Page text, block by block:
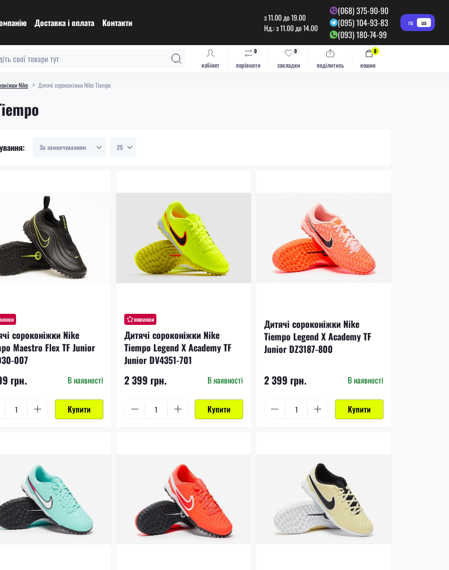
Доставка і оплата Контакти
з 11.00 до 19.00
Нд.: з 11.00 до 14.00
(068) 375-90-90
(095) 104-93-83
(093) 180-74-99
ru ua
кабінет порівняти
0
закладки
0
поділитись кошик
0
Nike Дитячі сороконіжки Nike Tiempo
сороконіжки Nike
Maestro Flex TF Junior
007
грн. В наявності
Купити
новинки
Дитячі сороконіжки Nike
Tiempo Legend X Academy TF
Junior DV4351-701
2 399 грн. В наявності
Купити
Дитячі сороконіжки Nike
Tiempo Legend X Academy TF
Junior DZ3187-800
2 399 грн. В наявності
Купити